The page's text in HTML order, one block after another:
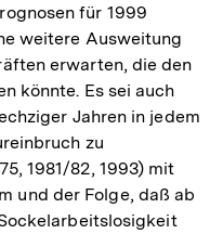
für 1999
weitere Ausweitung
erwarten, die den
könnte. Es sei auch
Jahren in jedem
zu
1981/82, 1993) mit
und der Folge, daß ab